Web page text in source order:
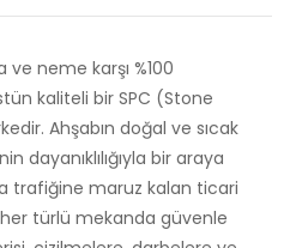
neme karşı %100
kaliteli bir SPC (Stone
Ahşabın doğal ve sıcak
dayanıklılığıyla bir araya
trafiğine maruz kalan ticari
türlü mekanda güvenle